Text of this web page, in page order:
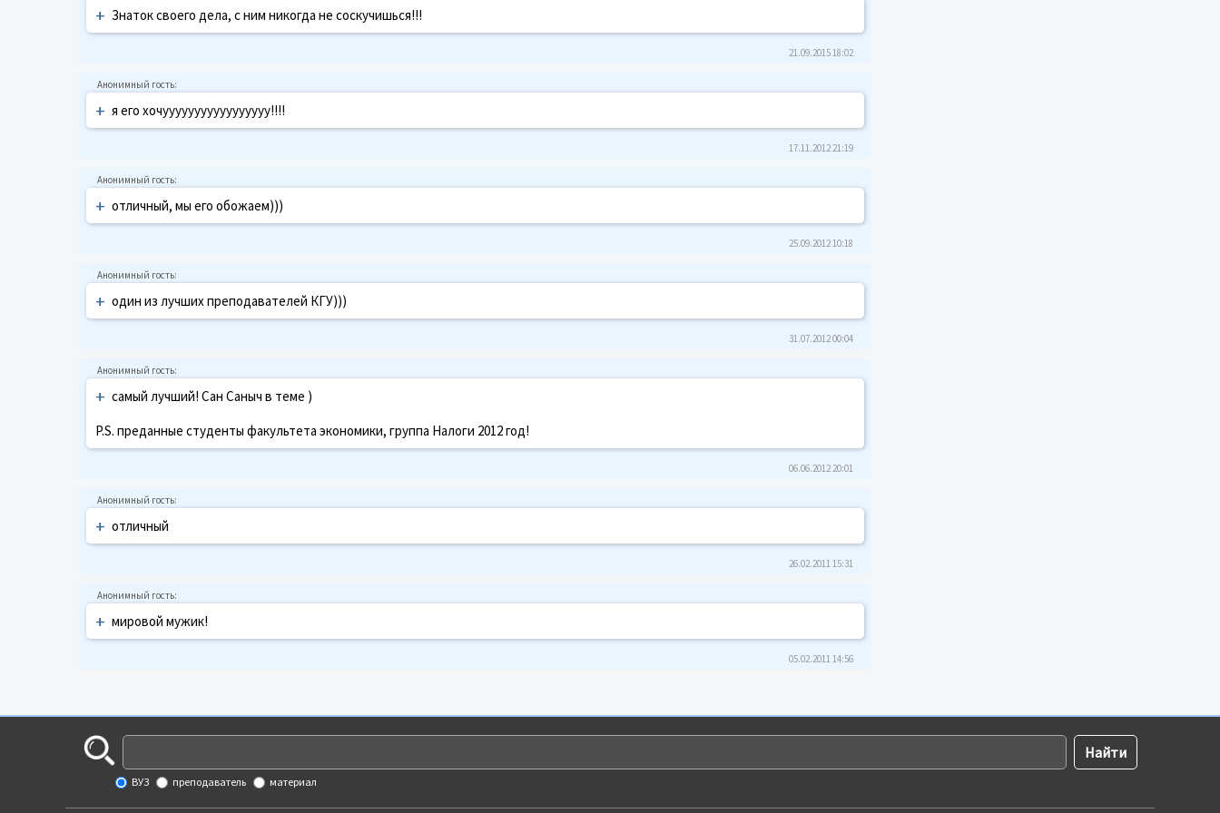
+ Знаток своего дела, с ним никогда не соскучишься!!!
21.09.2015 18:02
+ я его хочууууууууууууууууу!!!!
17.11.2012 21:19
+ отличный, мы его обожаем)))
25.09.2012 10:18
+ один из лучших преподавателей КГУ)))
31.07.2012 00:04
+ самый лучший! Сан Саныч в теме )
P.S. преданные студенты факультета экономики, группа Налоги 2012 год!
06.06.2012 20:01
+ отличный
26.02.2011 15:31
+ мировой мужик!
05.02.2011 14:56
ВУЗ преподаватель материал